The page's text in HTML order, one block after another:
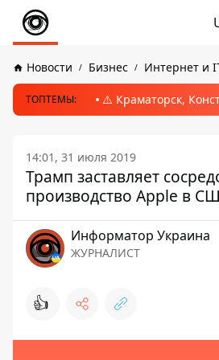
Новости Бизнес Интернет и
ТОПТЕМЫ: ⚠️ Краматорск,
14:01, 31 июля 2019
Трамп заставляет
производство Apple в
Информатор Украина
ЖУРНАЛИСТ
👍